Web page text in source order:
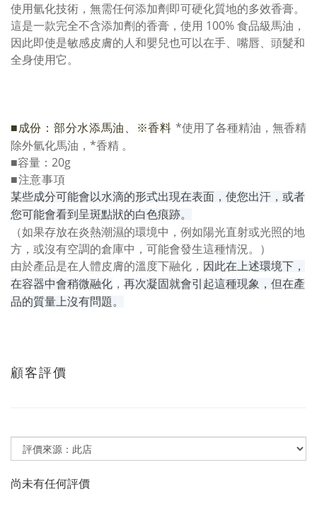
使用氫化技術，無需任何添加劑即可硬化質地的多效香膏。
這是一款完全不含添加劑的香膏，使用 100% 食品級馬油，
因此即使是敏感皮膚的人和嬰兒也可以在手、嘴唇、頭髮和
全身使用它。
■成份： 部分水添馬油、※香料 *使用了各種精油，無香精
除外氫化馬油，*香精 。
■容量：20g
■注意事項
某些成分可能會以水滴的形式出現在表面，使您出汗，或者
您可能會看到呈斑點狀的白色痕跡。
（如果存放在炎熱潮濕的環境中，例如陽光直射或光照的地
方，或沒有空調的倉庫中，可能會發生這種情況。）
由於產品是在人體皮膚的溫度下融化， 因此在上述環境下，
在容器中會稍微融化 ， 再次凝固就會引起這種現象，但在產
品的質量上沒有問題。
顧客評價
尚未有任何評價